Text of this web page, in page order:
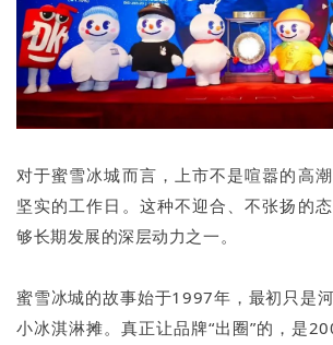
对于蜜雪冰城而言，上市不是喧嚣的高
坚实的工作日。这种不迎合、不张扬的
够长期发展的深层动力之一。
蜜雪冰城的故事始于1997年，最初只是
小冰淇淋摊。真正让品牌“出圈”的，是